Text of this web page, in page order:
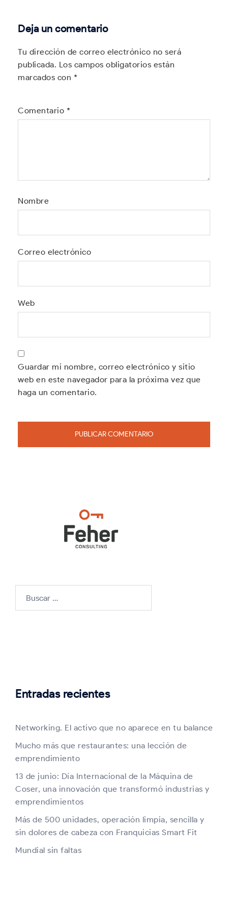
Deja un comentario
Tu dirección de correo electrónico no será
publicada. Los campos obligatorios están
marcados con *
Comentario *
Nombre
Correo electrónico
Web
Guardar mi nombre, correo electrónico y sitio
web en este navegador para la próxima vez que
haga un comentario.
Entradas recientes
Networking. El activo que no aparece en tu balance
Mucho más que restaurantes: una lección de
emprendimiento
13 de junio: Día Internacional de la Máquina de
Coser, una innovación que transformó industrias y
emprendimientos
Más de 500 unidades, operación limpia, sencilla y
sin dolores de cabeza con Franquicias Smart Fit
Mundial sin faltas